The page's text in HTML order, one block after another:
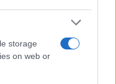
storage
on web or
τεράστια
αποδεικνύει την
της Apple.